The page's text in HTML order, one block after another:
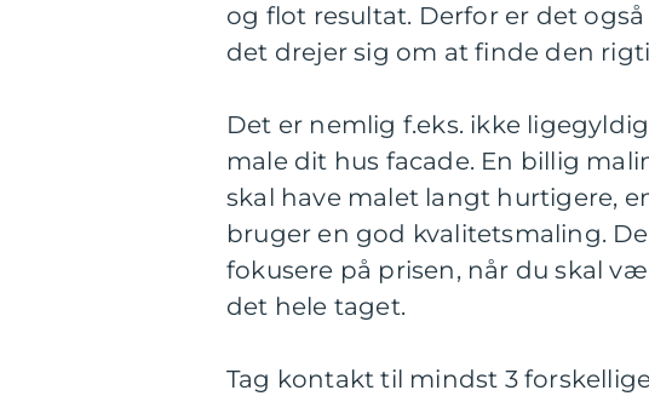
og flot resultat. Derfor er det
det drejer sig om at finde den
Det er nemlig f.eks. ikke
male dit hus facade. En billig
skal have malet langt hurtigere,
bruger en god kvalitetsmaling.
fokusere på prisen, når du skal
det hele taget.
Tag kontakt til mindst 3